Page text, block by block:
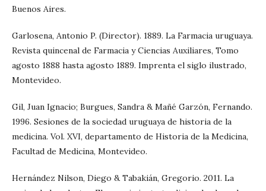
Buenos Aires.
Garlosena, Antonio P. (Director). 1889. La Farmacia uruguaya.
Revista quincenal de Farmacia y Ciencias Auxiliares, Tomo
agosto 1888 hasta agosto 1889. Imprenta el siglo ilustrado,
Montevideo.
Gil, Juan Ignacio; Burgues, Sandra & Mañé Garzón, Fernando.
1996. Sesiones de la sociedad uruguaya de historia de la
medicina. Vol. XVI, departamento de Historia de la Medicina,
Facultad de Medicina, Montevideo.
Hernández Nilson, Diego & Tabakián, Gregorio. 2011. La